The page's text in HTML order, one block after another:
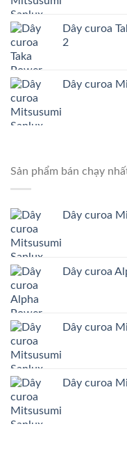
Dây curoa
2
Dây curoa
Sản phẩm bán chạy
Dây curoa
Dây curoa
Dây curoa
Dây curoa